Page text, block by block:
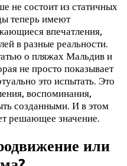
не состоит из статичных
теперь имеют
впечатления,
в разные реальности.
о пляжах Мальдив и
не просто показывает
это испытать. Это
воспоминания,
созданными. И в этом
решающее значение.
или